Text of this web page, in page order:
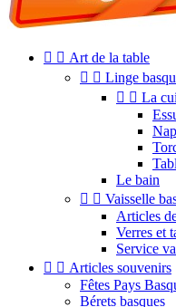
  Art de la table
  Linge
  La
Le bain
  Vaisselle
Articles
Verres et
Service
  Articles souvenirs
Fêtes Pays
Bérets basques